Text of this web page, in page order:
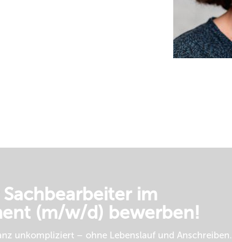
im
(m/w/d) bewerben!
unkompliziert – ohne Lebenslauf und Anschreiben.